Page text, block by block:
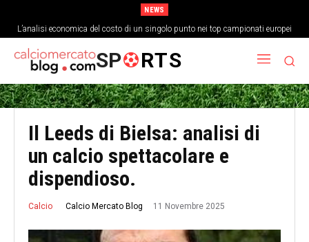
NEWS
L’analisi economica del costo di un singolo punto nei top campionati europei
Come la cultura del gioco corto ha cambiato la struttura fisica dei
centrocampisti
SP RTS
Il Leeds di Bielsa: analisi di
un calcio spettacolare e
dispendioso.
Calcio Calcio Mercato Blog 11 Novembre 2025